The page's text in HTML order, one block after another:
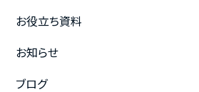
お役立ち資料
お知らせ
ブログ